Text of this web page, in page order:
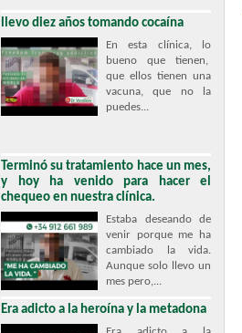
llevo diez años tomando cocaína
En esta clínica, lo
bueno que tienen,
que ellos tienen una
vacuna, que no la
puedes...
Terminó su tratamiento hace un mes,
y hoy ha venido para hacer el
chequeo en nuestra clínica.
Estaba deseando de
venir porque me ha
cambiado la vida.
Aunque solo llevo un
mes pero,...
Era adicto a la heroína y la metadona